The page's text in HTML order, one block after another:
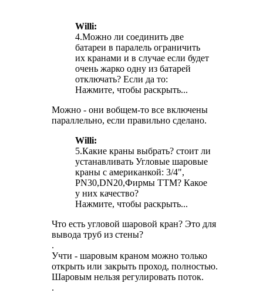
Willi:
4.Можно ли соединить две
батареи в паралель ограничить
их кранами и в случае если будет
очень жарко одну из батарей
отключать? Если да то:
Нажмите, чтобы раскрыть...
Можно - они вобщем-то все включены
параллельно, если правильно сделано.
Willi:
5.Какие краны выбрать? стоит ли
устанавливать Угловые шаровые
краны с американкой: 3/4",
PN30,DN20,Фирмы TTM? Какое
у них качество?
Нажмите, чтобы раскрыть...
Что есть угловой шаровой кран? Это для
вывода труб из стены?
.
Учти - шаровым краном можно только
открыть или закрыть проход, полностью.
Шаровым нельзя регулировать поток.
.